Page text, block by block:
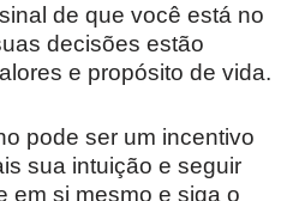
de que você está no
decisões estão
e propósito de vida.
pode ser um incentivo
sua intuição e seguir
em si mesmo e siga o